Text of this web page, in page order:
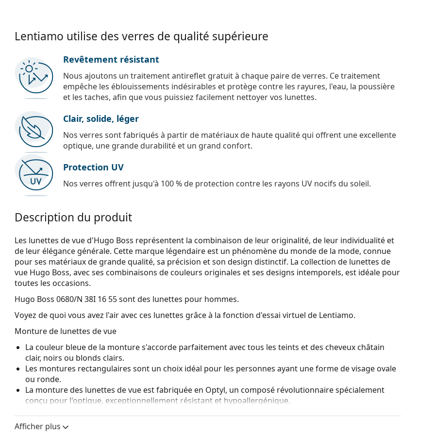
Lentiamo utilise des verres de qualité supérieure
Revêtement résistant
Nous ajoutons un traitement antireflet gratuit à chaque paire de verres. Ce traitement
empêche les éblouissements indésirables et protège contre les rayures, l'eau, la poussière
et les taches, afin que vous puissiez facilement nettoyer vos lunettes.
Clair, solide, léger
Nos verres sont fabriqués à partir de matériaux de haute qualité qui offrent une excellente
optique, une grande durabilité et un grand confort.
Protection UV
Nos verres offrent jusqu'à 100 % de protection contre les rayons UV nocifs du soleil.
Description du produit
Les lunettes de vue d'Hugo Boss représentent la combinaison de leur originalité, de leur individualité et
de leur élégance générale. Cette marque légendaire est un phénomène du monde de la mode, connue
pour ses matériaux de grande qualité, sa précision et son design distinctif. La collection de lunettes de
vue Hugo Boss, avec ses combinaisons de couleurs originales et ses designs intemporels, est idéale pour
toutes les occasions.
Hugo Boss 0680/N 38I 16 55sont des lunettes pour hommes.
Voyez de quoi vous avez l'air avec ces lunettes grâce à la fonction d'essai virtuel de Lentiamo.
Monture de lunettes de vue
La couleur bleue de la monture s'accorde parfaitement avec tous les teints et des cheveux châtain
clair, noirs ou blonds clairs.
Les montures rectangulaires sont un choix idéal pour les personnes ayant une forme de visage ovale
ou ronde.
La monture des lunettes de vue est fabriquée en Optyl, un composé révolutionnaire spécialement
conçu pour l'optique, exceptionnellement résistant et hypoallergénique.
composent d'une monture avant et d'une paire de branches. Elles rehausseront et compléteront
votre style grâce à leur design remarquable. L'un de leurs avantages est la robustesse, la durabilité, le
Afficher plus